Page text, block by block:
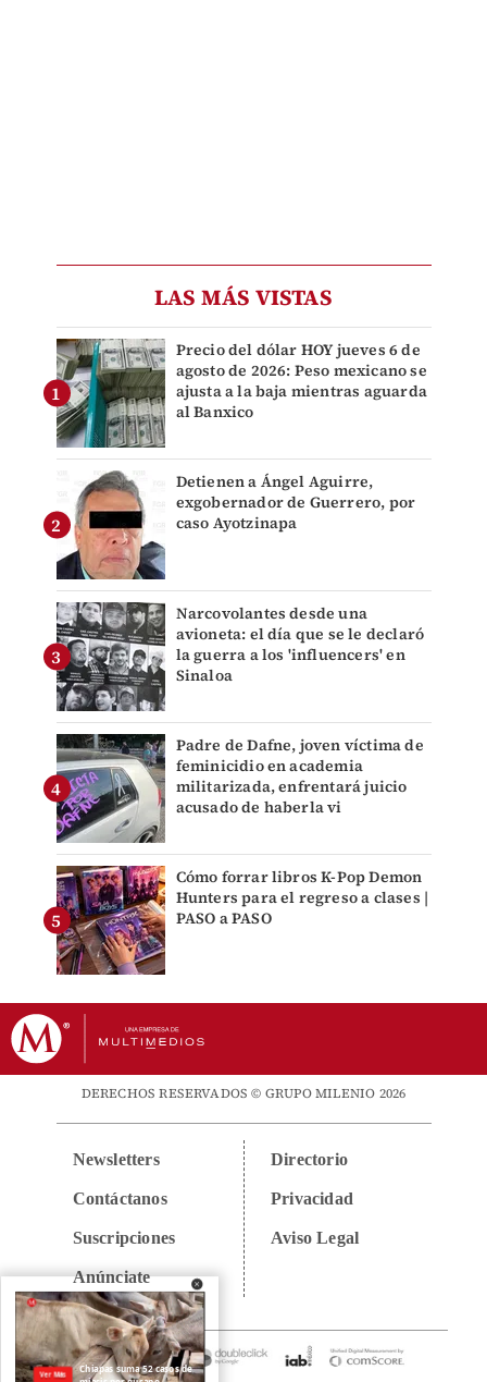
LAS MÁS VISTAS
Precio del dólar HOY jueves 6 de
agosto de 2026: Peso mexicano se
ajusta a la baja mientras aguarda
al Banxico
Detienen a Ángel Aguirre,
exgobernador de Guerrero, por
caso Ayotzinapa
Narcovolantes desde una
avioneta: el día que se le declaró
la guerra a los 'influencers' en
Sinaloa
Padre de Dafne, joven víctima de
feminicidio en academia
militarizada, enfrentará juicio
acusado de haberla vi
Cómo forrar libros K-Pop Demon
Hunters para el regreso a clases |
PASO a PASO
DERECHOS RESERVADOS © GRUPO MILENIO 2026
Newsletters
Contáctanos
Suscripciones
Anúnciate
Directorio
Privacidad
Aviso Legal